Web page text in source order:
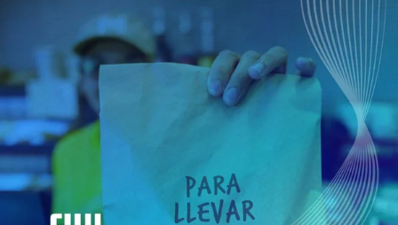
DeepSeek sacudió el mercado de
las IA y lanzó un modelo más barato
que otras herramientas
Tecnología 06 de agosto de 2026